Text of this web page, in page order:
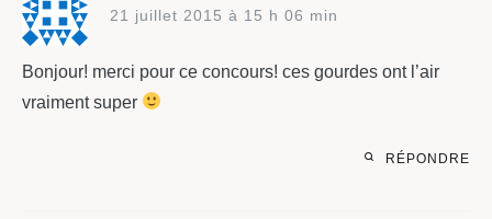
21 juillet 2015 à 15 h 06 min
Bonjour! merci pour ce concours! ces gourdes ont l’air
vraiment super
RÉPONDRE